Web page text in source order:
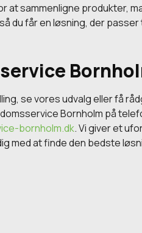
at sammenligne produkter,
du får en løsning, der passer
se vores udvalg eller få
Bornholm på
bornholm.dk. Vi giver et
med at finde den bedste